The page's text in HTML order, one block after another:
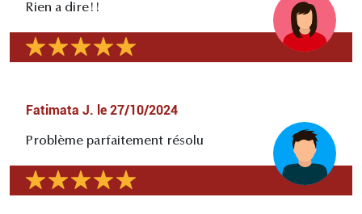
Rien a dire!!
Fatimata J. le 27/10/2024
Problème parfaitement résolu